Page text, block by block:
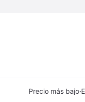
Precio más bajo·